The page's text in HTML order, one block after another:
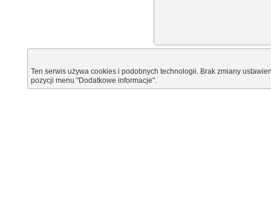
Ten serwis używa cookies i podobnych technologii. Brak zmiany
pozycji menu "Dodatkowe informacje".